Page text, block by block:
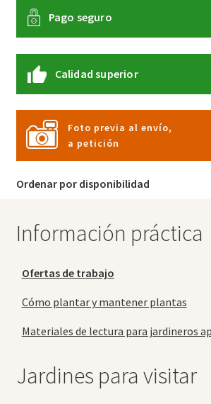
Pago seguro
Calidad superior
Foto previa al envío,
a petición
Ordenar por disponibilidad
Información práctica
Ofertas de trabajo
Cómo plantar y mantener plantas
Materiales de lectura para jardineros
Jardines para visitar